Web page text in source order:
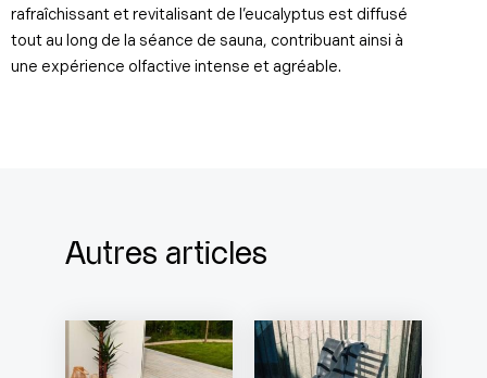
rafraîchissant et revitalisant de l’eucalyptus est diffusé
tout au long de la séance de sauna, contribuant ainsi à
une expérience olfactive intense et agréable.
Autres articles